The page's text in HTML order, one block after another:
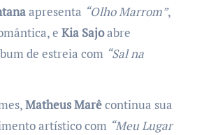
apresenta “Olho Marrom”,
e Kia Sajoabre
de estreia com “Sal na
Matheus Marêcontinua sua
artístico com “Meu Lugar